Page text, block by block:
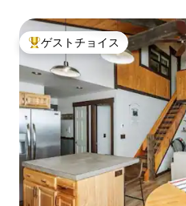
大好評のゲストチョイスです。
ゲストチョイス